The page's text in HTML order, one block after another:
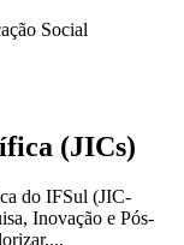
Social
(JICs)
do IFSul (JIC-
Inovação e Pós-